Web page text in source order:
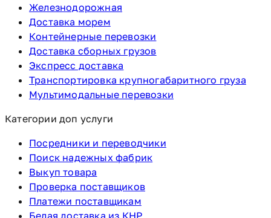
Железнодорожная
Доставка морем
Контейнерные перевозки
Доставка сборных грузов
Экспресс доставка
Транспортировка крупногабаритного груза
Мультимодальные перевозки
Категории доп услуги
Посредники и переводчики
Поиск надежных фабрик
Выкуп товара
Проверка поставщиков
Платежи поставщикам